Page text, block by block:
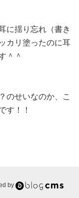
に揺り忘れ（書き
カリ塗ったのに耳
＾＾
のせいなのか、こ
す！！
by